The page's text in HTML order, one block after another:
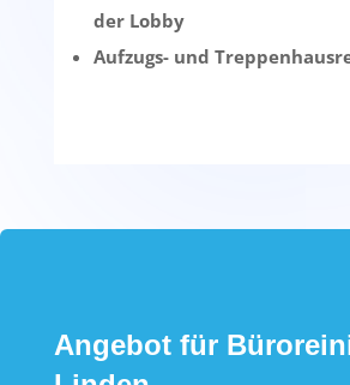
der Lobby
Aufzugs- und
Angebot für